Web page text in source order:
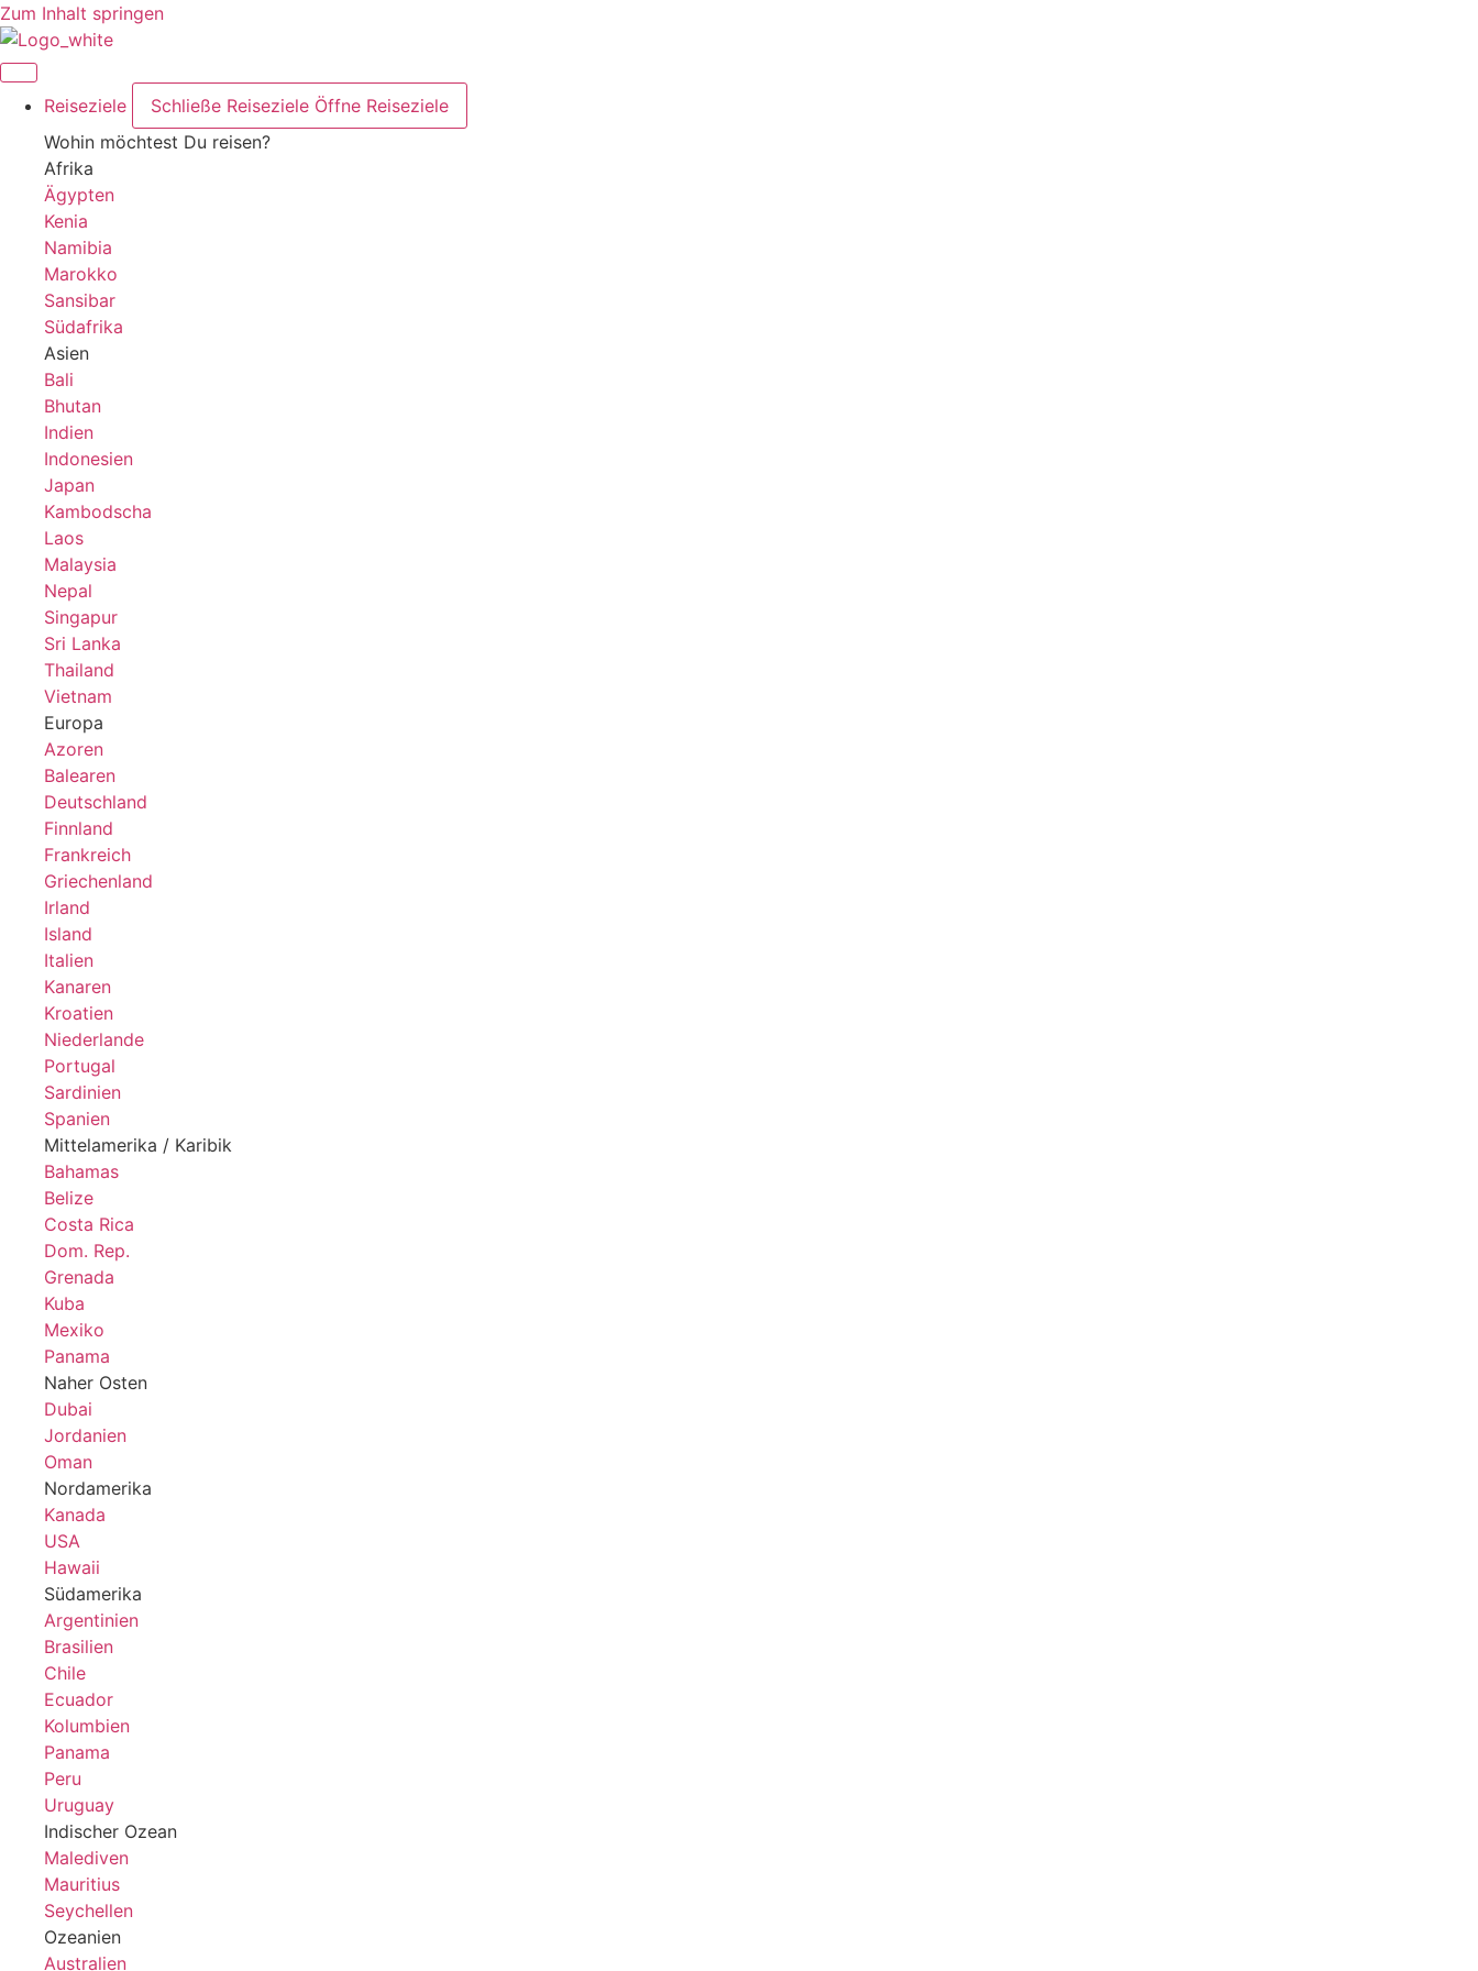
Zum Inhalt springen
Reiseziele Schließe Reiseziele Öffne Reiseziele
Wohin möchtest Du reisen?
Afrika
Ägypten
Kenia
Namibia
Marokko
Sansibar
Südafrika
Asien
Bali
Bhutan
Indien
Indonesien
Japan
Kambodscha
Laos
Malaysia
Nepal
Singapur
Sri Lanka
Thailand
Vietnam
Europa
Azoren
Balearen
Deutschland
Finnland
Frankreich
Griechenland
Irland
Island
Italien
Kanaren
Kroatien
Niederlande
Portugal
Sardinien
Spanien
Mittelamerika / Karibik
Bahamas
Belize
Costa Rica
Dom. Rep.
Grenada
Kuba
Mexiko
Panama
Naher Osten
Dubai
Jordanien
Oman
Nordamerika
Kanada
USA
Hawaii
Südamerika
Argentinien
Brasilien
Chile
Ecuador
Kolumbien
Panama
Peru
Uruguay
Indischer Ozean
Malediven
Mauritius
Seychellen
Ozeanien
Australien